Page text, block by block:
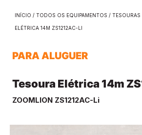
INÍCIO / TODOS OS EQUIPAMENTOS / TESOURAS
ELÉTRICA 14M ZS1212AC-LI
PARA ALUGUER
Tesoura Elétrica 14m
ZOOMLION ZS1212AC-Li